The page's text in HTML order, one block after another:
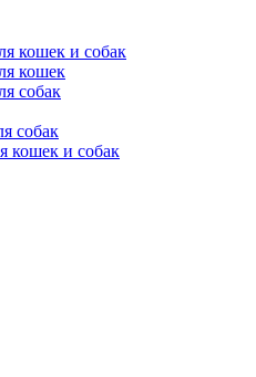
кошек и собак
кошек
собак
собак
кошек и собак